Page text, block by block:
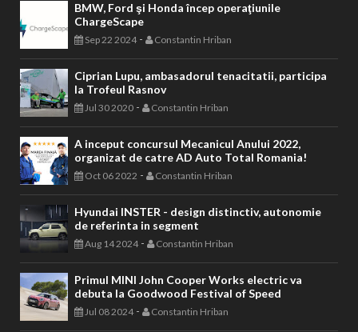
BMW, Ford şi Honda încep operaţiunile
ChargeScape
Sep 22 2024- Constantin Hriban
Ciprian Lupu, ambasadorul tenacitatii, participa
la Trofeul Rasnov
Jul 30 2020 - Constantin Hriban
A inceput concursul Mecanicul Anului 2022,
organizat de catre AD Auto Total Romania!
Oct 06 2022 - Constantin Hriban
Hyundai INSTER - design distinctiv, autonomie
de referinta in segment
Aug 14 2024- Constantin Hriban
Primul MINI John Cooper Works electric va
debuta la Goodwood Festival of Speed
Jul 08 2024- Constantin Hriban